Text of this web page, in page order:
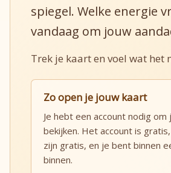
spiegel. Welke energie
vandaag om jouw
Trek je kaart en voel wat het
Zo open je jouw kaart
Je hebt een account nodig
bekijken. Het account is
zijn gratis, en je bent binnen
binnen.